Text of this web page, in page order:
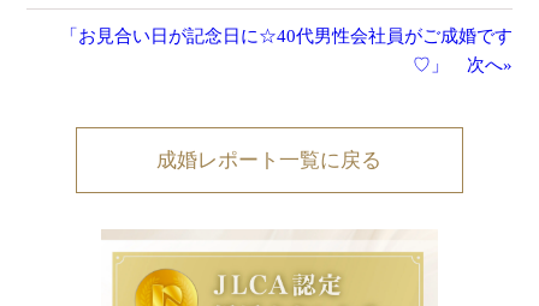
「お見合い日が記念日に☆40代男性会社員がご成婚です
♡」 次へ»
成婚レポート一覧に戻る